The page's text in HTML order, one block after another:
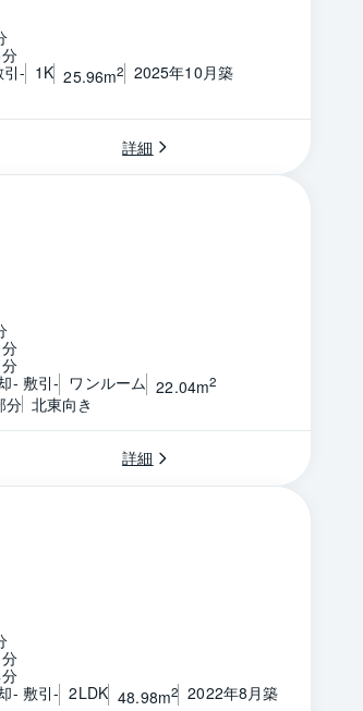
- 1K 25.96m2
2025年10月築
詳細
- 敷引- ワンルーム 22.04m2
分 北東向き
詳細
- 敷引- 2LDK 48.98m2 2022年8月築